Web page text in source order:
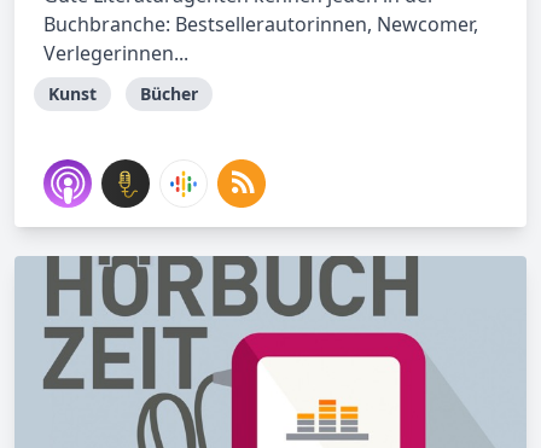
Buchbranche: Bestsellerautorinnen, Newcomer,
Verlegerinnen...
Kunst Bücher